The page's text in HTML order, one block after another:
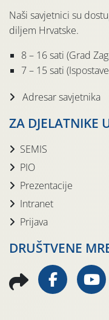
Naši savjetnici su
diljem Hrvatske.
8 – 16 sati (Grad
7 – 15 sati
Adresar savjetnika
ZA DJELATNIKE
SEMIS
PIO
Prezentacije
Intranet
Prijava
DRUŠTVENE